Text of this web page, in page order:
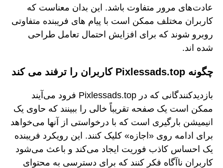
عادت‌های مرور متفاوت باشد. این بدان معناست که
کاربران مختلف ممکن است با پیام های فریبنده متفاوتی
روبرو شوند که برای افزایش احتمال تعامل طراحی
شده اند.
چگونه Pixlessads.top کاربران را ترفند می کند
بازدیدکنندگانی که در Pixlessads.top فرود می‌آیند
ممکن است یک صفحه تقریباً خالی را ببینند که حاوی یک
انیمیشن بارگیری است که با درخواستی از آنها می‌خواهد
برای ادامه روی «اجازه» کلیک کنند. این رویکرد فریبنده
یک احساس کاذب فوریت ایجاد می‌کند و باعث می‌شود
کاربران ناآگاه فکر کنند که برای دسترسی به محتوای